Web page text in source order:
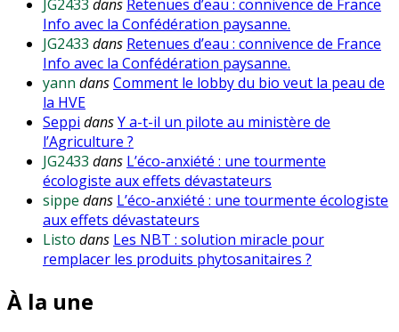
JG2433 dans Retenues d’eau : connivence de France
Info avec la Confédération paysanne.
JG2433 dans Retenues d’eau : connivence de France
Info avec la Confédération paysanne.
yann dansComment le lobby du bio veut la peau de
la HVE
Seppi dansY a-t-il un pilote au ministère de
l’Agriculture ?
JG2433 dans L’éco-anxiété : une tourmente
écologiste aux effets dévastateurs
sippe dans L’éco-anxiété : une tourmente écologiste
aux effets dévastateurs
Listo dans Les NBT : solution miracle pour
remplacer les produits phytosanitaires ?
À la une